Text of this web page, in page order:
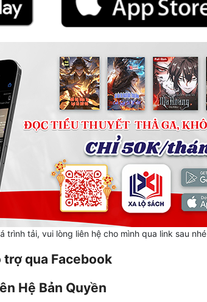
trình tải, vui lòng liên hệ cho mình qua link sau nhé
trợ qua Facebook
Hệ Bản Quyền